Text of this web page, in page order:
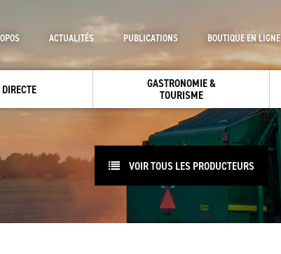
GASTRONOMIE &
TOURISME
ACTUALITÉS PUBLICATIONS BOUTIQUE EN LIGNE
VOIR TOUS LES PRODUCTEURS